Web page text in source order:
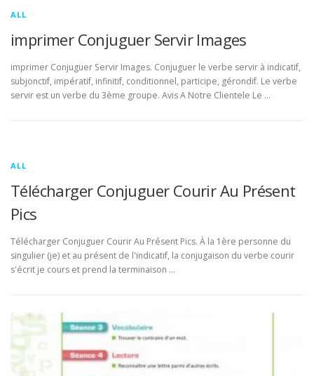
ALL
imprimer Conjuguer Servir Images
imprimer Conjuguer Servir Images. Conjuguer le verbe servir à indicatif,
subjonctif, impératif, infinitif, conditionnel, participe, gérondif. Le verbe
servir est un verbe du 3ème groupe. Avis A Notre Clientele Le …
ALL
Télécharger Conjuguer Courir Au Présent
Pics
Télécharger Conjuguer Courir Au Présent Pics. À la 1ère personne du
singulier (je) et au présent de l'indicatif, la conjugaison du verbe courir
s'écrit je cours et prend la terminaison …